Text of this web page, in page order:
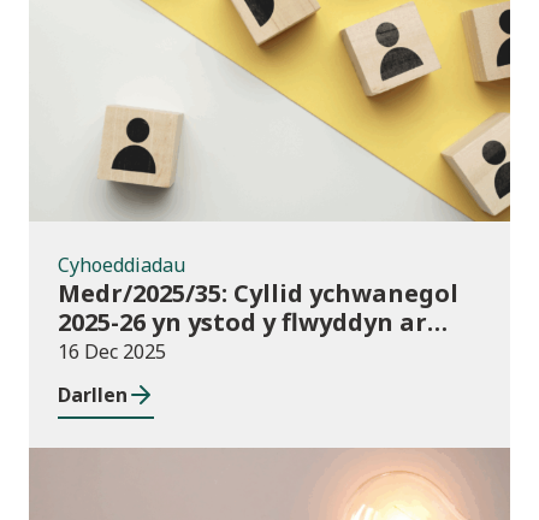
Cyhoeddiadau
Cyhoeddiadau
Medr/2025/35: Cyllid ychwanegol
2025-26 yn ystod y flwyddyn ar
gyfer darpariaeth conservatoire
cerddoriaeth a drama sy’n
seiliedig ar berfformio
16 Dec 2025
Darllen